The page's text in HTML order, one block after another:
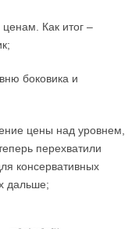
Как итог –
боковика и
цены над уровнем,
перехватили
консервативных
дальше;